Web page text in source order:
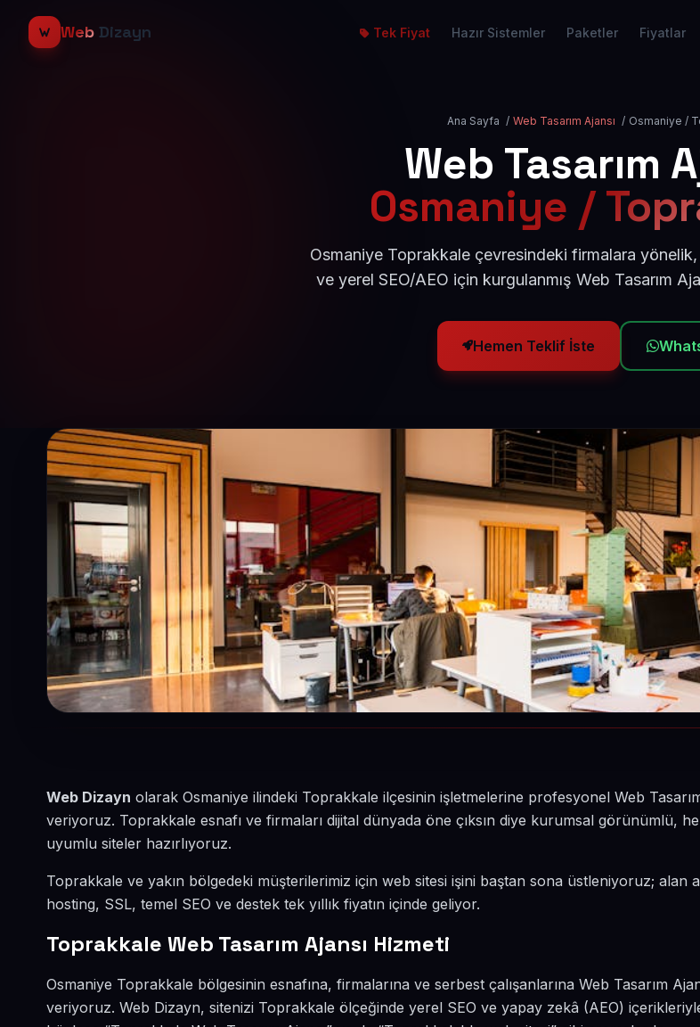
Web Dizayn Tek Fiyat Hazır Sistemler Paketler Fiyatlar
Ana Sayfa / Web Tasarım Ajansı / Osmaniye /
Web Tasarım
Osmaniye /
Osmaniye Toprakkale çevresindeki firmalara
ve yerel SEO/AEO için kurgulanmış Web Tasarım
Hemen Teklif İste
Web Dizayn olarak Osmaniye ilindeki Toprakkale ilçesinin işletmelerine profesyonel Web
veriyoruz. Toprakkale esnafı ve firmaları dijital dünyada öne çıksın diye kurumsal görünümlü,
uyumlu siteler hazırlıyoruz.
Toprakkale ve yakın bölgedeki müşterilerimiz için web sitesi işini baştan sona üstleniyoruz; alan
hosting, SSL, temel SEO ve destek tek yıllık fiyatın içinde geliyor.
Toprakkale Web Tasarım Ajansı Hizmeti
Osmaniye Toprakkale bölgesinin esnafına, firmalarına ve serbest çalışanlarına Web Tasarım
veriyoruz. Web Dizayn, sitenizi Toprakkale ölçeğinde yerel SEO ve yapay zekâ (AEO)